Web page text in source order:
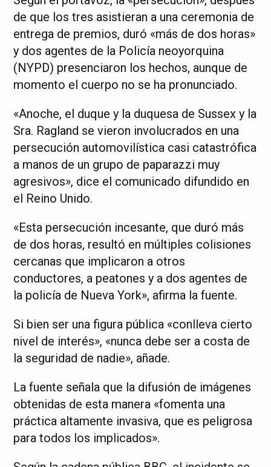
de que los tres asistieran a una ceremonia de
entrega de premios, duró «más de dos horas»
y dos agentes de la Policía neoyorquina
(NYPD) presenciaron los hechos, aunque de
momento el cuerpo no se ha pronunciado.
«Anoche, el duque y la duquesa de Sussex y la
Sra. Ragland se vieron involucrados en una
persecución automovilística casi catastrófica
a manos de un grupo de paparazzi muy
agresivos», dice el comunicado difundido en
el Reino Unido.
«Esta persecución incesante, que duró más
de dos horas, resultó en múltiples colisiones
cercanas que implicaron a otros
conductores, a peatones y a dos agentes de
la policía de Nueva York», afirma la fuente.
Si bien ser una figura pública «conlleva cierto
nivel de interés», «nunca debe ser a costa de
la seguridad de nadie», añade.
La fuente señala que la difusión de imágenes
obtenidas de esta manera «fomenta una
práctica altamente invasiva, que es peligrosa
para todos los implicados».